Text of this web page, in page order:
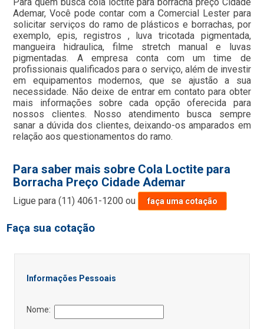
Ademar, Você pode contar com a Comercial Lester para
solicitar serviços do ramo de plásticos e borrachas, por
exemplo, epis, registros , luva tricotada pigmentada,
mangueira hidraulica, filme stretch manual e luvas
pigmentadas. A empresa conta com um time de
profissionais qualificados para o serviço, além de investir
em equipamentos modernos, que se ajustão a sua
necessidade. Não deixe de entrar em contato para obter
mais informações sobre cada opção oferecida para
nossos clientes. Nosso atendimento busca sempre
sanar a dúvida dos clientes, deixando-os amparados em
relação aos questionamentos do ramo.
Para saber mais sobre Cola Loctite para
Borracha Preço Cidade Ademar
Ligue para(11) 4061-1200 ou faça uma cotação
Faça sua cotação
Informações Pessoais
Nome: